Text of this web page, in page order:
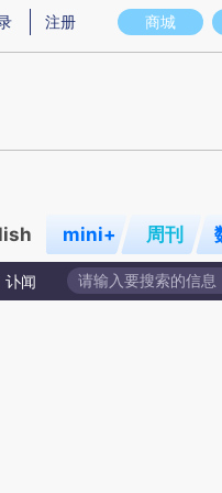
意图存在偏差。不代表财新观点
商城
注册
mini+ 周刊
讣闻